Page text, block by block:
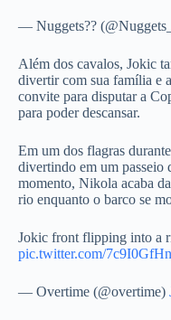
— Nuggets??
Além dos cavalos, Jokic
divertir com sua família e
convite para disputar a
para poder descansar.
Em um dos flagras
divertindo em um passeio
momento, Nikola acaba
rio enquanto o barco se
Jokic front flipping into a
pic.twitter.com/
— Overtime (@overtime)